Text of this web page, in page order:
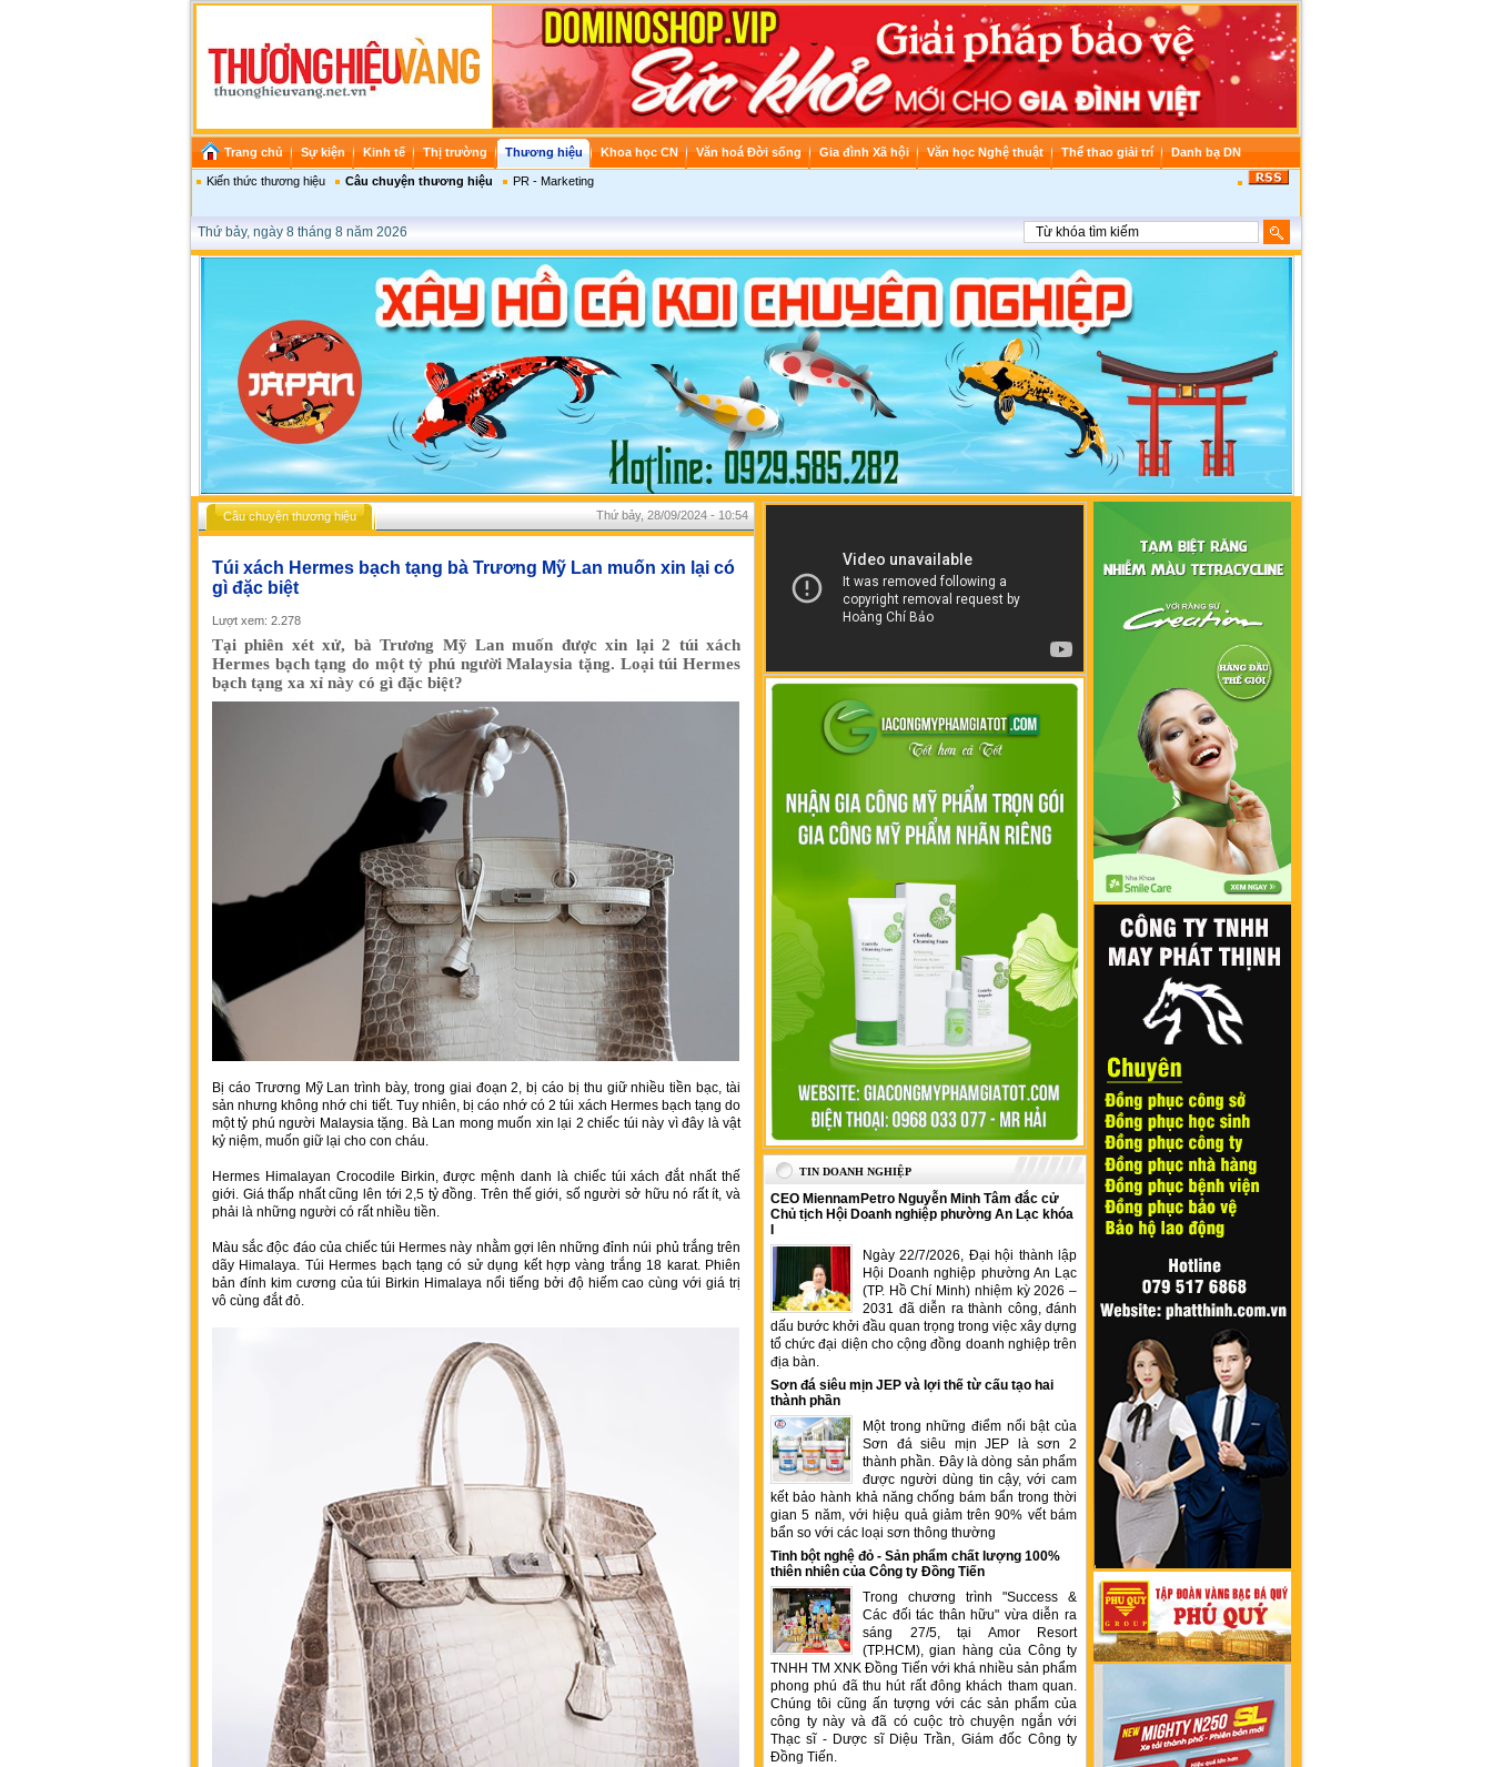
Trang chủ Sự kiện Kinh tế Thị trường Thương hiệu Khoa học CN Văn hoá Đời sống Gia đình Xã hội Văn học Nghệ thuật Thể thao giải trí Danh bạ DN
Kiến thức thương hiệu Câu chuyện thương hiệu PR - Marketing
Thứ bảy, ngày 8 tháng 8 năm 2026
Câu chuyện thương hiệu Thứ bảy, 28/09/2024 - 10:54
Túi xách Hermes bạch tạng bà Trương Mỹ Lan muốn xin lại có
gì đặc biệt
Lượt xem: 2.278
Tại phiên xét xử, bà Trương Mỹ Lan muốn được xin lại 2 túi xách
Hermes bạch tạng do một tỷ phú người Malaysia tặng. Loại túi Hermes
bạch tạng xa xỉ này có gì đặc biệt?
Bị cáo Trương Mỹ Lan trình bày, trong giai đoạn 2, bị cáo bị thu giữ nhiều tiền bạc, tài
sản nhưng không nhớ chi tiết. Tuy nhiên, bị cáo nhớ có 2 túi xách Hermes bạch tạng do
một tỷ phú người Malaysia tặng. Bà Lan mong muốn xin lại 2 chiếc túi này vì đây là vật
kỷ niệm, muốn giữ lại cho con cháu.
Hermes Himalayan Crocodile Birkin, được mệnh danh là chiếc túi xách đắt nhất thế
giới. Giá thấp nhất cũng lên tới 2,5 tỷ đồng. Trên thế giới, số người sở hữu nó rất ít, và
phải là những người có rất nhiều tiền.
Màu sắc độc đáo của chiếc túi Hermes này nhằm gợi lên những đỉnh núi phủ trắng trên
dãy Himalaya. Túi Hermes bạch tạng có sử dụng kết hợp vàng trắng 18 karat. Phiên
bản đính kim cương của túi Birkin Himalaya nổi tiếng bởi độ hiếm cao cùng với giá trị
vô cùng đắt đỏ.
TIN DOANH NGHIỆP
CEO MiennamPetro Nguyễn Minh Tâm đắc cử
Chủ tịch Hội Doanh nghiệp phường An Lạc khóa
Ngày 22/7/2026, Đại hội thành lập
Hội Doanh nghiệp phường An Lạc
(TP. Hồ Chí Minh) nhiệm kỳ 2026 –
2031 đã diễn ra thành công, đánh
dấu bước khởi đầu quan trọng trong việc xây dựng
tổ chức đại diện cho cộng đồng doanh nghiệp trên
địa bàn.
Sơn đá siêu mịn JEP và lợi thế từ cấu tạo hai
thành phần
Một trong những điểm nổi bật của
Sơn đá siêu mịn JEP là sơn 2
thành phần. Đây là dòng sản phẩm
được người dùng tin cậy, với cam
kết bảo hành khả năng chống bám bẩn trong thời
gian 5 năm, với hiệu quả giảm trên 90% vết bám
bẩn so với các loại sơn thông thường
Tinh bột nghệ đỏ - Sản phẩm chất lượng 100%
thiên nhiên của Công ty Đồng Tiến
Trong chương trình "Success &
Các đối tác thân hữu" vừa diễn ra
sáng 27/5, tại Amor Resort
(TP.HCM), gian hàng của Công ty
TNHH TM XNK Đồng Tiến với khá nhiều sản phẩm
phong phú đã thu hút rất đông khách tham quan.
Chúng tôi cũng ấn tượng với các sản phẩm của
công ty này và đã có cuộc trò chuyện ngắn với
Thạc sĩ - Dược sĩ Diệu Trần, Giám đốc Công ty
Đồng Tiến.